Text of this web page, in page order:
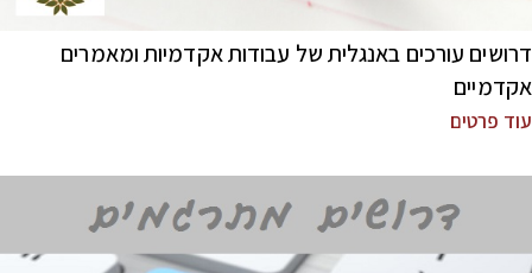
דרושים עורכים באנגלית של עבודות אקדמיות ומאמרים
אקדמיים
עוד פרטים